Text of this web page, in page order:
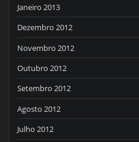
Janeiro 2013
Dezembro 2012
Novembro 2012
Outubro 2012
Setembro 2012
Agosto 2012
Julho 2012